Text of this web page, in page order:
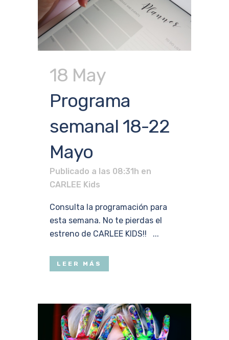
18 May
Programa
semanal 18-22
Mayo
Publicado a las 08:31h en
CARLEE Kids
Consulta la programación para
esta semana. No te pierdas el
estreno de CARLEE KIDS!! ...
LEER MÁS